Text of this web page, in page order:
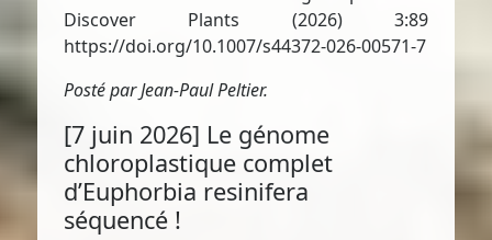
Discover Plants (2026) 3:89
https://doi.org/10.1007/s44372-026-00571-7
Posté par Jean-Paul Peltier.
[7 juin 2026] Le génome
chloroplastique complet
d’Euphorbia resinifera
séquencé !